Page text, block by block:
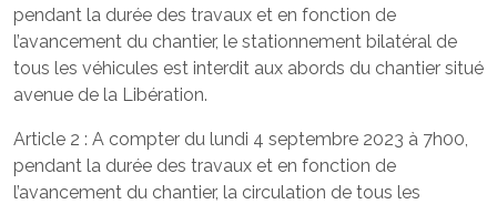
pendant la durée des travaux et en fonction de
l’avancement du chantier, le stationnement bilatéral de
tous les véhicules est interdit aux abords du chantier situé
avenue de la Libération.
Article 2 : A compter du lundi 4 septembre 2023 à 7h00,
pendant la durée des travaux et en fonction de
l’avancement du chantier, la circulation de tous les